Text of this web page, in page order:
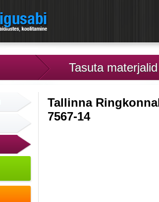
Tasuta materjalid
Tallinna
7567-14